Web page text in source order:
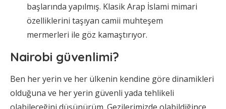
başlarında yapılmış. Klasik Arap İslami mimari
özelliklerini taşıyan camii muhteşem
mermerleri ile göz kamaştırıyor.
Nairobi güvenlimi?
Ben her yerin ve her ülkenin kendine göre dinamikleri
olduğuna ve her yerin güvenli yada tehlikeli